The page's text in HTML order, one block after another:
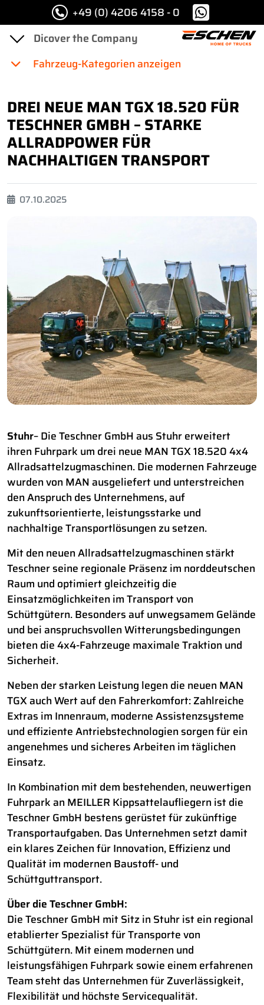
+49 (0) 4206 4158 - 0
Fahrzeug-Kategorien anzeigen
DREI NEUE MAN TGX 18.520 FÜR
TESCHNER GMBH – STARKE
ALLRADPOWER FÜR
NACHHALTIGEN TRANSPORT
07.10.2025
Stuhr– Die Teschner GmbH aus Stuhr erweitert
ihren Fuhrpark um drei neue MAN TGX 18.520 4x4
Allradsattelzugmaschinen. Die modernen Fahrzeuge
wurden von MAN ausgeliefert und unterstreichen
den Anspruch des Unternehmens, auf
zukunftsorientierte, leistungsstarke und
nachhaltige Transportlösungen zu setzen.
Mit den neuen Allradsattelzugmaschinen stärkt
Teschner seine regionale Präsenz im norddeutschen
Raum und optimiert gleichzeitig die
Einsatzmöglichkeiten im Transport von
Schüttgütern. Besonders auf unwegsamem Gelände
und bei anspruchsvollen Witterungsbedingungen
bieten die 4x4-Fahrzeuge maximale Traktion und
Sicherheit.
Neben der starken Leistung legen die neuen MAN
TGX auch Wert auf den Fahrerkomfort: Zahlreiche
Extras im Innenraum, moderne Assistenzsysteme
und effiziente Antriebstechnologien sorgen für ein
angenehmes und sicheres Arbeiten im täglichen
Einsatz.
In Kombination mit dem bestehenden, neuwertigen
Fuhrpark an MEILLER Kippsattelaufliegern ist die
Teschner GmbH bestens gerüstet für zukünftige
Transportaufgaben. Das Unternehmen setzt damit
ein klares Zeichen für Innovation, Effizienz und
Qualität im modernen Baustoff- und
Schüttguttransport.
Über die Teschner GmbH:
Die Teschner GmbH mit Sitz in Stuhr ist ein regional
etablierter Spezialist für Transporte von
Schüttgütern. Mit einem modernen und
leistungsfähigen Fuhrpark sowie einem erfahrenen
Team steht das Unternehmen für Zuverlässigkeit,
Flexibilität und höchste Servicequalität.